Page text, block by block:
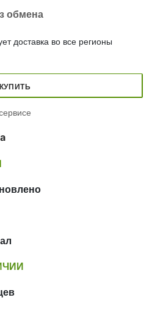
обмена
доставка во все регионы
КУПИТЬ